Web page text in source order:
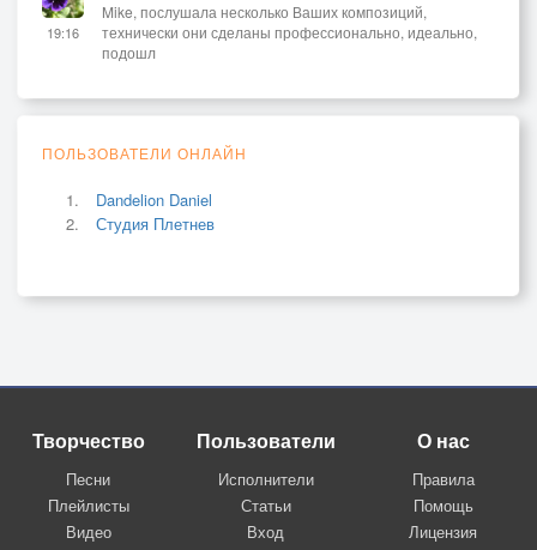
19:16
Mike, послушала несколько Ваших композиций,
технически они сделаны профессионально, идеально,
подошл
ПОЛЬЗОВАТЕЛИ ОНЛАЙН
Dandelion Daniel
Студия Плетнев
Творчество
Песни
Плейлисты
Видео
Пользователи
Исполнители
Статьи
Вход
О нас
Правила
Помощь
Лицензия